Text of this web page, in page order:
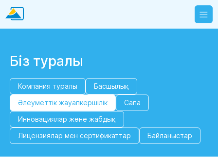
Біз туралы
Компания туралы
Басшылық
Әлеуметтік жауапкершілік
Сапа
Инновациялар және жабдық
Лицензиялар мен сертификаттар
Байланыстар